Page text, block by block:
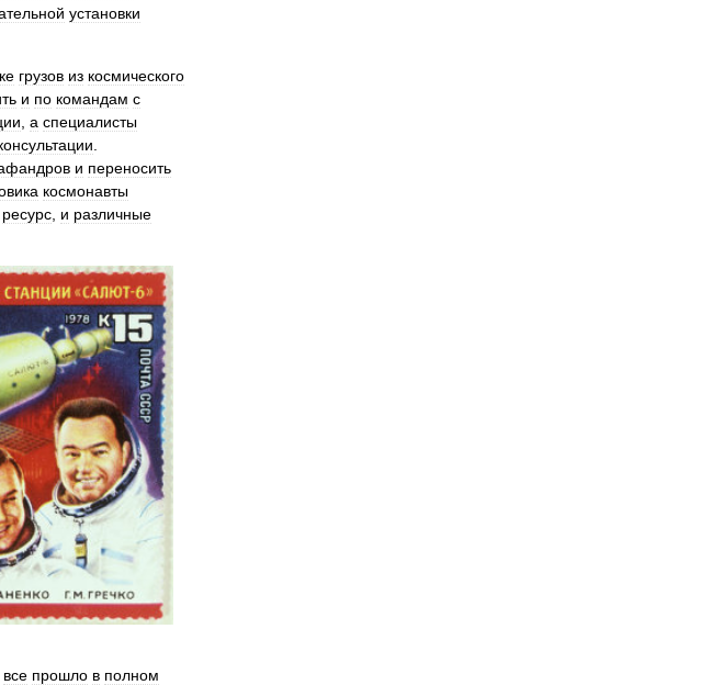
установки
грузов из космического
и по командам с
а специалисты
и переносить
космонавты
ресурс и различные
все прошло в полном